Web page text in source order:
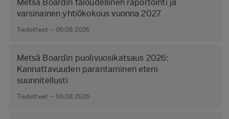
Metsä Boardin taloudellinen raportointi ja
varsinainen yhtiökokous vuonna 2027
Tiedotteet – 06.08.2026
Metsä Boardin puolivuosikatsaus 2026:
Kannattavuuden parantaminen eteni
suunnitellusti
Tiedotteet – 06.08.2026